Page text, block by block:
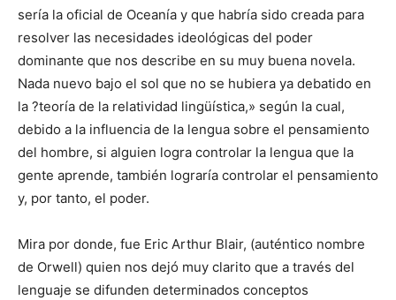
sería la oficial de Oceanía y que habría sido creada para
resolver las necesidades ideológicas del poder
dominante que nos describe en su muy buena novela.
Nada nuevo bajo el sol que no se hubiera ya debatido en
la ?teoría de la relatividad lingüística,» según la cual,
debido a la influencia de la lengua sobre el pensamiento
del hombre, si alguien logra controlar la lengua que la
gente aprende, también lograría controlar el pensamiento
y, por tanto, el poder.
Mira por donde, fue Eric Arthur Blair, (auténtico nombre
de Orwell) quien nos dejó muy clarito que a través del
lenguaje se difunden determinados conceptos